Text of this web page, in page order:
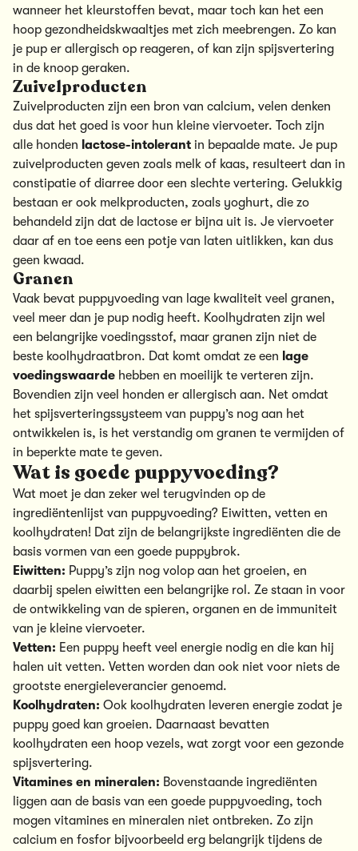
wanneer het kleurstoffen bevat, maar toch kan het een
hoop gezondheidskwaaltjes met zich meebrengen. Zo kan
je pup er allergisch op reageren, of kan zijn spijsvertering
in de knoop geraken.
Zuivelproducten
Zuivelproducten zijn een bron van calcium, velen denken
dus dat het goed is voor hun kleine viervoeter. Toch zijn
alle honden lactose-intolerant in bepaalde mate. Je pup
zuivelproducten geven zoals melk of kaas, resulteert dan in
constipatie of diarree door een slechte vertering. Gelukkig
bestaan er ook melkproducten, zoals yoghurt, die zo
behandeld zijn dat de lactose er bijna uit is. Je viervoeter
daar af en toe eens een potje van laten uitlikken, kan dus
geen kwaad.
Granen
Vaak bevat puppyvoeding van lage kwaliteit veel granen,
veel meer dan je pup nodig heeft. Koolhydraten zijn wel
een belangrijke voedingsstof, maar granen zijn niet de
beste koolhydraatbron. Dat komt omdat ze een lage
voedingswaarde hebben en moeilijk te verteren zijn.
Bovendien zijn veel honden er allergisch aan. Net omdat
het spijsverteringssysteem van puppy’s nog aan het
ontwikkelen is, is het verstandig om granen te vermijden of
in beperkte mate te geven.
Wat is goede puppyvoeding?
Wat moet je dan zeker wel terugvinden op de
ingrediëntenlijst van puppyvoeding? Eiwitten, vetten en
koolhydraten! Dat zijn de belangrijkste ingrediënten die de
basis vormen van een goede puppybrok.
Eiwitten: Puppy’s zijn nog volop aan het groeien, en
daarbij spelen eiwitten een belangrijke rol. Ze staan in voor
de ontwikkeling van de spieren, organen en de immuniteit
van je kleine viervoeter.
Vetten: Een puppy heeft veel energie nodig en die kan hij
halen uit vetten. Vetten worden dan ook niet voor niets de
grootste energieleverancier genoemd.
Koolhydraten: Ook koolhydraten leveren energie zodat je
puppy goed kan groeien. Daarnaast bevatten
koolhydraten een hoop vezels, wat zorgt voor een gezonde
spijsvertering.
Vitamines en mineralen: Bovenstaande ingrediënten
liggen aan de basis van een goede puppyvoeding, toch
mogen vitamines en mineralen niet ontbreken. Zo zijn
calcium en fosfor bijvoorbeeld erg belangrijk tijdens de